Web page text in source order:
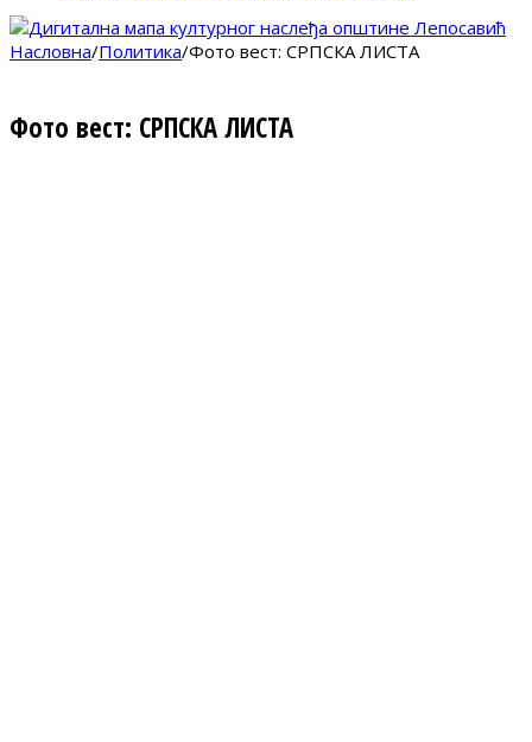
Насловна/Политика/Фото вест: СРПСКА ЛИСТА
Фото вест: СРПСКА ЛИСТА